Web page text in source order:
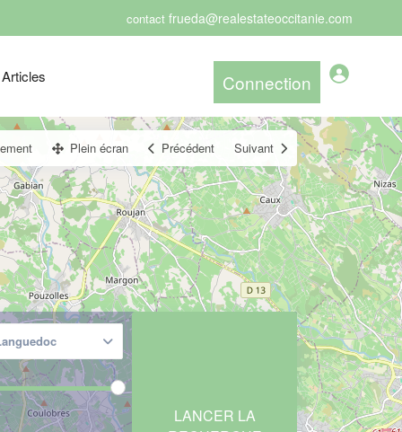
contactfrueda@realestateoccitanie.com
Articles
Plein écran Précédent Suivant